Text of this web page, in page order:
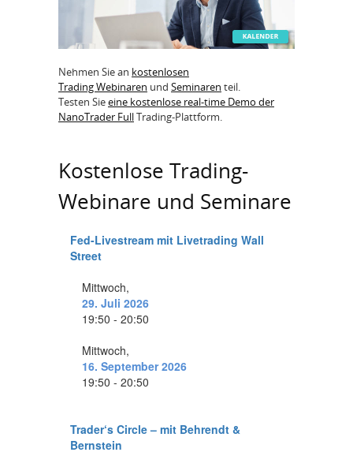
Nehmen Sie an kostenlosen
Trading Webinaren und Seminaren teil.
Testen Sieeine kostenlose real-time Demo der
NanoTrader FullTrading-Plattform.
Kostenlose Trading-
Webinare und Seminare